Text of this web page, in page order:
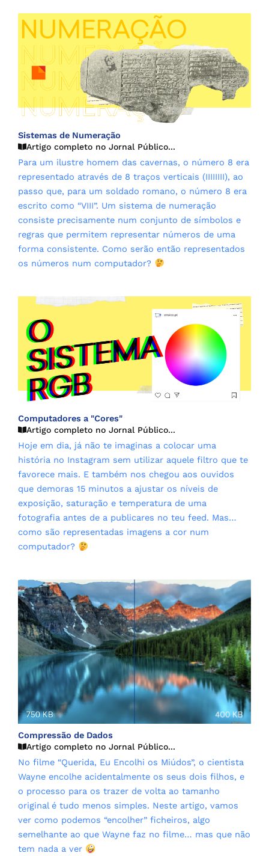
Sistemas de Numeração
Artigo completo no Jornal Público...
Para um ilustre homem das cavernas, o número 8 era
representado através de 8 traços verticais (IIIIIIII), ao
passo que, para um soldado romano, o número 8 era
escrito como “VIII”. Um sistema de numeração
consiste precisamente num conjunto de símbolos e
regras que permitem representar números de uma
forma consistente. Como serão então representados
os números num computador?
Computadores a "Cores"
Artigo completo no Jornal Público...
Hoje em dia, já não te imaginas a colocar uma
história no Instagram sem utilizar aquele filtro que te
favorece mais. E também nos chegou aos ouvidos
que demoras 15 minutos a ajustar os níveis de
exposição, saturação e temperatura de uma
fotografia antes de a publicares no teu feed. Mas…
como são representadas imagens a cor num
computador?
Compressão de Dados
Artigo completo no Jornal Público...
No filme “Querida, Eu Encolhi os Miúdos”, o cientista
Wayne encolhe acidentalmente os seus dois filhos, e
o processo para os trazer de volta ao tamanho
original é tudo menos simples. Neste artigo, vamos
ver como podemos “encolher” ficheiros, algo
semelhante ao que Wayne faz no filme… mas que não
tem nada a ver